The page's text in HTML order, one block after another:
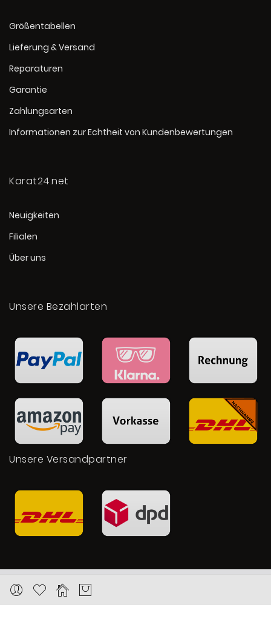
Größentabellen
Lieferung & Versand
Reparaturen
Garantie
Zahlungsarten
Informationen zur Echtheit von Kundenbewertungen
Karat24.net
Neuigkeiten
Filialen
Über uns
Unsere Bezahlarten
Unsere Versandpartner
Copyright © 2026 Karat24.net